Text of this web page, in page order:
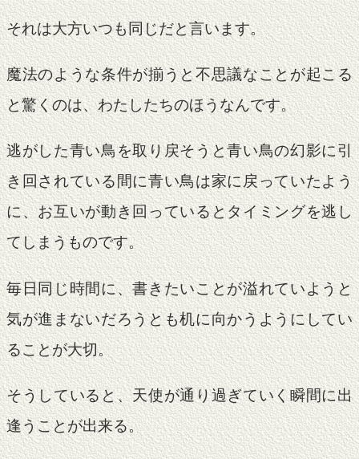
それは大方いつも同じだと言います。
魔法のような条件が揃うと不思議なことが起こる
と驚くのは、わたしたちのほうなんです。
逃がした青い鳥を取り戻そうと青い鳥の幻影に引
き回されている間に青い鳥は家に戻っていたよう
に、お互いが動き回っているとタイミングを逃し
てしまうものです。
毎日同じ時間に、書きたいことが溢れていようと
気が進まないだろうとも机に向かうようにしてい
ることが大切。
そうしていると、天使が通り過ぎていく瞬間に出
逢うことが出来る。